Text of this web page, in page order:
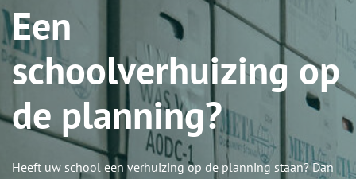
Een
schoolverhuizing op
de planning?
Heeft uw school een verhuizing op de planning staan? Dan